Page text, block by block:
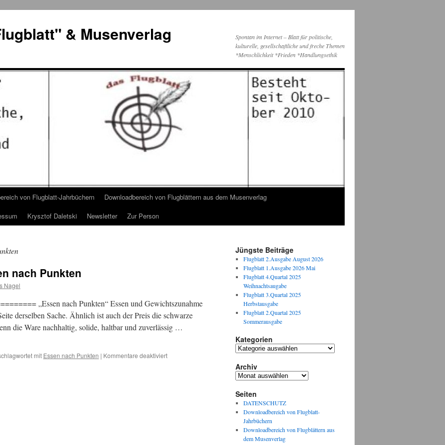
& Musenverlag
Spontan im Internet – Blatt für politische,
kulturelle, gesellschaftliche und freche Themen
*Menschlichkeit *Frieden *Handlungsethik
von Flugblatt-Jahrbüchern
Downloadbereich von Flugblättern aus dem Musenverlag
Krysztof Daletski Newsletter Zur Person
nach Punkten
Nagel
„Essen nach Punkten“ Essen und Gewichtszunahme
derselben Sache. Ähnlich ist auch der Preis die schwarze
die Ware nachhaltig, solide, haltbar und zuverlässig …
mit Essen nach Punkten | Kommentare deaktiviertfür
Jüngste Beiträge
Flugblatt 2.Ausgabe August 2026
Flugblatt 1.Ausgabe 2026 Mai
Flugblatt 4.Quartal 2025
Weihnachtsaugabe
Flugblatt 3.Quartal 2025
Herbstausgabe
Flugblatt 2.Quartal 2025
Sommerausgabe
Kategorien
Kategorien
Archiv
Archiv
Seiten
DATENSCHUTZ
Downloadbereich von Flugblatt-
Jahrbüchern
Downloadbereich von Flugblättern aus
dem Musenverlag